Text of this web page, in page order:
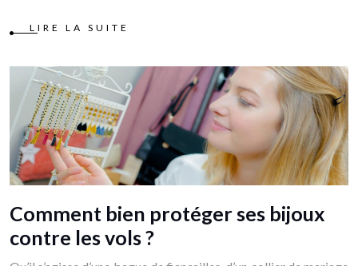
LIRE LA SUITE
Comment bien protéger ses bijoux
contre les vols ?